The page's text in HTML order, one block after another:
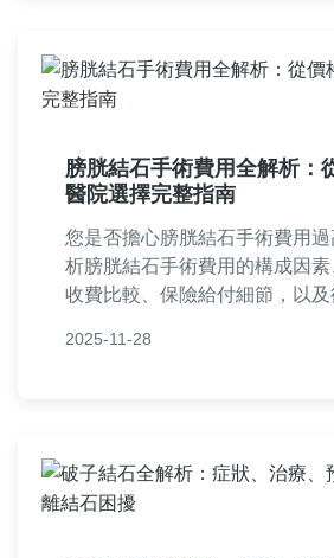
膀胱結石手術費用全解析：
醫院選擇完整指南
您是否擔心膀胱結石手術費用
析膀胱結石手術費用的構成因
收費比較、保險給付細節，以
2025-11-28